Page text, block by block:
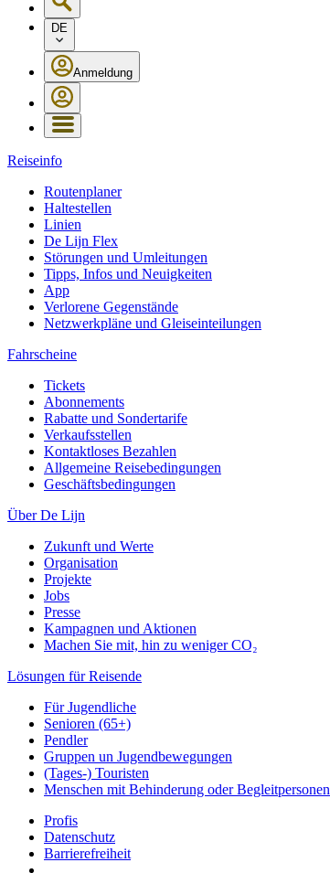
DE
Anmeldung
Reiseinfo
Routenplaner
Haltestellen
Linien
De Lijn Flex
Störungen und Umleitungen
Tipps, Infos und Neuigkeiten
App
Verlorene Gegenstände
Netzwerkpläne und Gleiseinteilungen
Fahrscheine
Tickets
Abonnements
Rabatte und Sondertarife
Verkaufsstellen
Kontaktloses Bezahlen
Allgemeine Reisebedingungen
Geschäftsbedingungen
Über De Lijn
Zukunft und Werte
Organisation
Projekte
Jobs
Presse
Kampagnen und Aktionen
Machen Sie mit, hin zu weniger CO₂
Lösungen für Reisende
Für Jugendliche
Senioren (65+)
Pendler
Gruppen un Jugendbewegungen
(Tages-) Touristen
Menschen mit Behinderung oder Begleitpersonen
Profis
Datenschutz
Barrierefreiheit